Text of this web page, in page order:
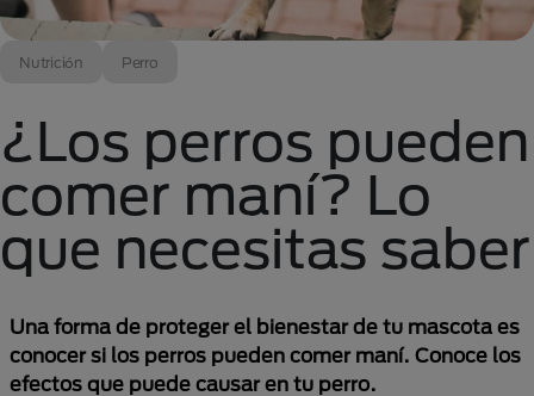
Nutrición Perro
¿Los perros pueden
comer maní? Lo
que necesitas saber
Una forma de proteger el bienestar de tu mascota es
conocer si los perros pueden comer maní. Conoce los
efectos que puede causar en tu perro.